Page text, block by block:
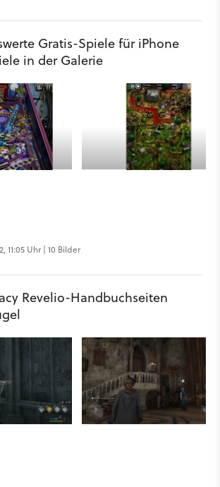
Gratis-Spiele für iPhone
in der Galerie
11:05 Uhr | 10 Bilder
Revelio-Handbuchseiten